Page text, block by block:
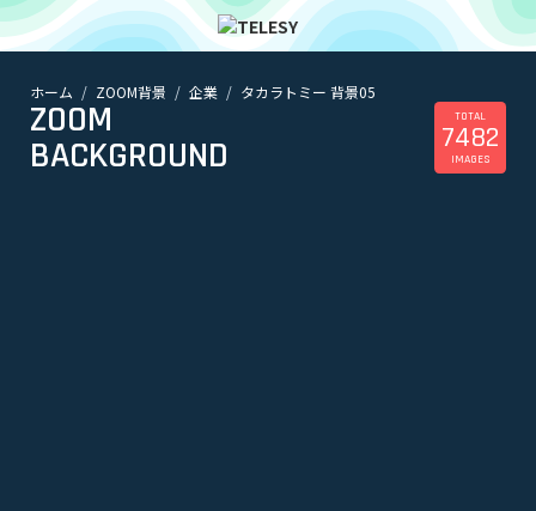
ホーム
ホーム ZOOM背景 企業 タカラトミー 背景05
ZOOM
BACKGROUND
TOTAL
7482
IMAGES